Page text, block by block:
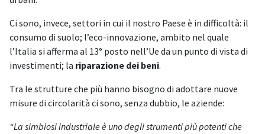
Ci sono, invece, settori in cui il nostro Paese è in difficoltà: il
consumo di suolo; l’eco-innovazione, ambito nel quale
l’Italia si afferma al 13° posto nell’Ue da un punto di vista di
investimenti; la riparazione dei beni.
Tra le strutture che più hanno bisogno di adottare nuove
misure di circolarità ci sono, senza dubbio, le aziende:
“La simbiosi industriale è uno degli strumenti più potenti che